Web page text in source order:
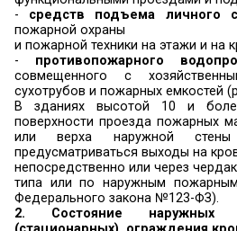
доступность подъезда
гидрантам в любое время
пожарным
источником
обозначаться
расстояния до их
При отсутствии
информация о наличии
может быть запрошена в
образования и (или)
1.3.8.Исправное
дорог, проездов и